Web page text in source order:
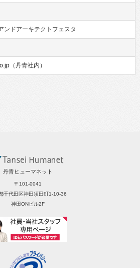
ンドアーキテクトフェスタ
（丹青社内）
丹青ヒューマネット
〒101-0041
千代田区神田須田町1-10-36
神田ONビル2F